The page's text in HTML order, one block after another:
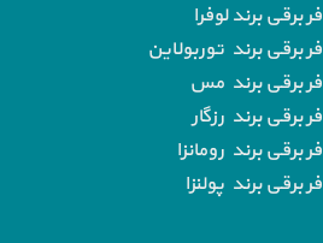
برقی برند لوفرا
برقی برند توربولاین
برقی برند مس
برقی برند رزگار
برقی برند رومانزا
برقی برند پولنزا